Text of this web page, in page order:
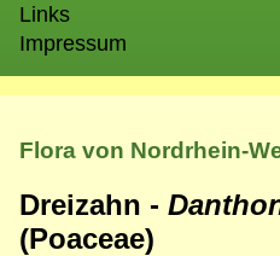
Links
Impressum
Flora von Nordrhein-
Dreizahn -
(Poaceae)